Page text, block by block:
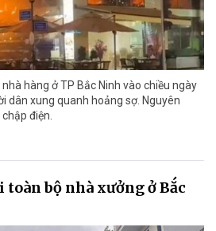
hàng ở TP Bắc Ninh vào chiều ngày
dân xung quanh hoảng sợ. Nguyên
điện.
bộ nhà xưởng ở Bắc